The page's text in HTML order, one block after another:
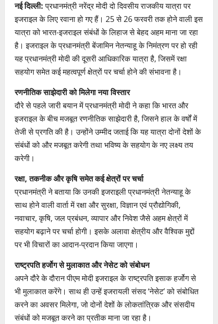
नई दिल्ली:प्रधानमंत्री नरेंद्र मोदी दो दिवसीय राजकीय यात्रा पर
इजराइल के लिए रवाना हो गए हैं। 25 से 26 फरवरी तक होने वाली इस
यात्रा को भारत-इजराइल संबंधों के लिहाज से बेहद अहम माना जा रहा
है। इजराइल के प्रधानमंत्री बेंजामिन नेतन्याहू के निमंत्रण पर हो रही
यह प्रधानमंत्री मोदी की दूसरी आधिकारिक यात्रा है, जिसमें रक्षा
सहयोग समेत कई महत्वपूर्ण क्षेत्रों पर चर्चा होने की संभावना है।
रणनीतिक साझेदारी को मिलेगा नया विस्तार
दौरे से पहले जारी बयान में प्रधानमंत्री मोदी ने कहा कि भारत और
इजराइल के बीच मजबूत रणनीतिक साझेदारी है, जिसने हाल के वर्षों में
तेजी से प्रगति की है। उन्होंने उम्मीद जताई कि यह यात्रा दोनों देशों के
संबंधों को और मजबूत करेगी तथा भविष्य के सहयोग के नए लक्ष्य तय
करेगी।
रक्षा, तकनीक और कृषि समेत कई क्षेत्रों पर चर्चा
प्रधानमंत्री ने बताया कि उनकी इजराइली प्रधानमंत्री नेतन्याहू के
साथ होने वाली वार्ता में रक्षा और सुरक्षा, विज्ञान एवं प्रौद्योगिकी,
नवाचार, कृषि, जल प्रबंधन, व्यापार और निवेश जैसे अहम क्षेत्रों में
सहयोग बढ़ाने पर चर्चा होगी। इसके अलावा क्षेत्रीय और वैश्विक मुद्दों
पर भी विचारों का आदान-प्रदान किया जाएगा।
राष्ट्रपति हर्जोग से मुलाकात और नेसेट को संबोधन
अपने दौरे के दौरान पीएम मोदी इजराइल के राष्ट्रपति इसाक हर्जोग से
भी मुलाकात करेंगे। साथ ही उन्हें इजरायली संसद ‘नेसेट’ को संबोधित
करने का अवसर मिलेगा, जो दोनों देशों के लोकतांत्रिक और संसदीय
संबंधों को मजबूत करने का प्रतीक माना जा रहा है।